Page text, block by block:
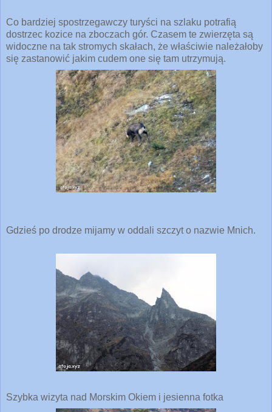
Co bardziej spostrzegawczy turyści na szlaku potrafią
dostrzec kozice na zboczach gór. Czasem te zwierzęta są
widoczne na tak stromych skałach, że właściwie należałoby
się zastanowić jakim cudem one się tam utrzymują.
Gdzieś po drodze mijamy w oddali szczyt o nazwie Mnich.
Szybka wizyta nad Morskim Okiem i jesienna fotka